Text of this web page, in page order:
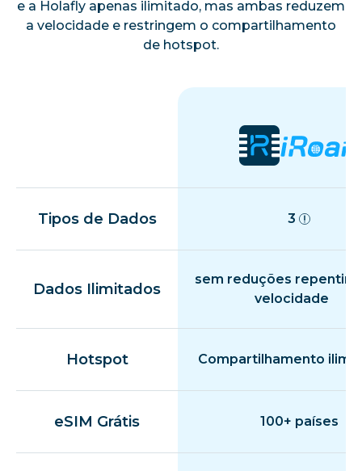
e a Holafly apenas ilimitado, mas ambas reduzem
a velocidade e restringem o compartilhamento
de hotspot.
Tipos de Dados 3
Dados Ilimitados
sem reduções
velocidade
Hotspot Compartilhamento
eSIM Grátis 100+ países